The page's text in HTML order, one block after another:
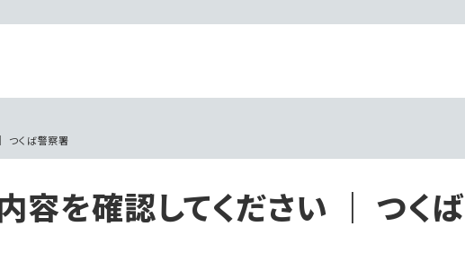
つくば警察署
容を確認してください ｜ つくば